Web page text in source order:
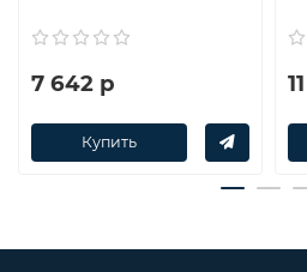
7 642 р
Купить